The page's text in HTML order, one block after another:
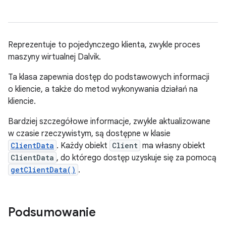
Reprezentuje to pojedynczego klienta, zwykle proces
maszyny wirtualnej Dalvik.
Ta klasa zapewnia dostęp do podstawowych informacji
o kliencie, a także do metod wykonywania działań na
kliencie.
Bardziej szczegółowe informacje, zwykle aktualizowane
w czasie rzeczywistym, są dostępne w klasie
ClientData . Każdy obiekt Client ma własny obiekt
ClientData , do którego dostęp uzyskuje się za pomocą
getClientData() .
Podsumowanie